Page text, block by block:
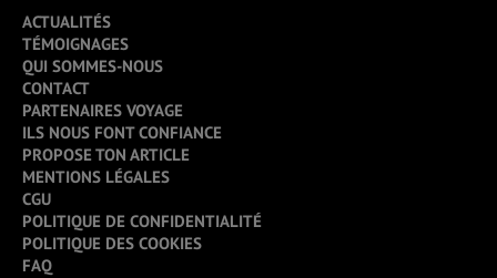
ACTUALITÉS
TÉMOIGNAGES
QUI SOMMES-NOUS
CONTACT
PARTENAIRES VOYAGE
ILS NOUS FONT CONFIANCE
PROPOSE TON ARTICLE
MENTIONS LÉGALES
CGU
POLITIQUE DE CONFIDENTIALITÉ
POLITIQUE DES COOKIES
FAQ